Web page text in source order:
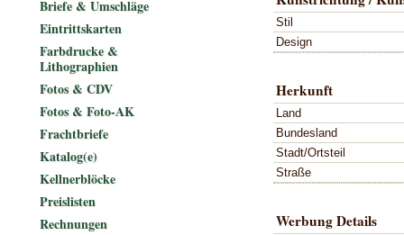
Stil
Design
Herkunft
Land
Bundesland
Stadt/Ortsteil
Straße
Werbung Details
Briefe & Umschläge
Eintrittskarten
Farbdrucke &
Lithographien
Fotos & CDV
Fotos & Foto-AK
Frachtbriefe
Katalog(e)
Kellnerblöcke
Preislisten
Rechnungen